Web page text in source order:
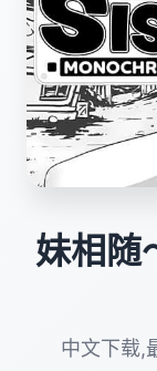
妹相随
中文下载,